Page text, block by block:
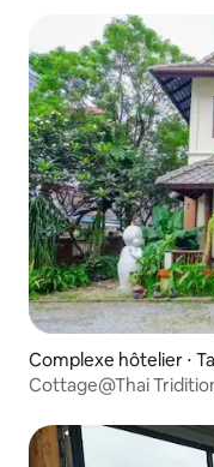
Complexe hôtelier ⋅
Cottage@Thai